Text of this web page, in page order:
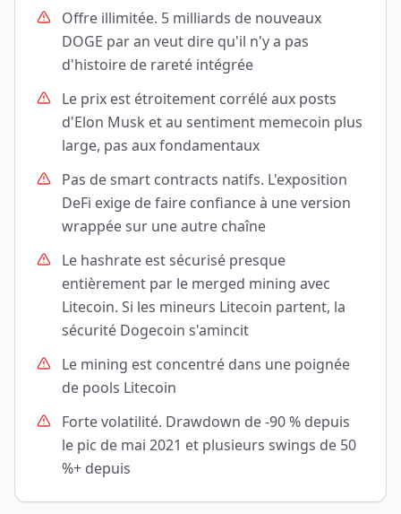
Offre illimitée. 5 milliards de nouveaux
DOGE par an veut dire qu'il n'y a pas
d'histoire de rareté intégrée
Le prix est étroitement corrélé aux posts
d'Elon Musk et au sentiment memecoin plus
large, pas aux fondamentaux
Pas de smart contracts natifs. L'exposition
DeFi exige de faire confiance à une version
wrappée sur une autre chaîne
Le hashrate est sécurisé presque
entièrement par le merged mining avec
Litecoin. Si les mineurs Litecoin partent, la
sécurité Dogecoin s'amincit
Le mining est concentré dans une poignée
de pools Litecoin
Forte volatilité. Drawdown de -90 % depuis
le pic de mai 2021 et plusieurs swings de 50
%+ depuis